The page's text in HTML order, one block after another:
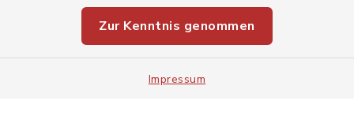
Zur Kenntnis genommen
Impressum
Impressum
Sitemap